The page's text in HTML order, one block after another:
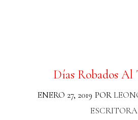
Días Robados
ENERO 27, 2019 POR
ESCRITORA